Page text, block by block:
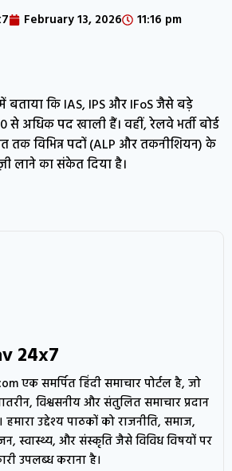
February 13, 2026 11:16 pm
बताया कि IAS, IPS और IFoS जैसे बड़े
से अधिक पद खाली हैं। वहीं, रेलवे भर्ती बोर्ड
तक विभिन्न पदों (ALP और तकनीशियन) के
लाने का संकेत दिया है।
24x7
एक समर्पित हिंदी समाचार पोर्टल है, जो
विश्वसनीय और संतुलित समाचार प्रदान
उद्देश्य पाठकों को राजनीति, समाज,
स्वास्थ्य, और संस्कृति जैसे विविध विषयों पर
उपलब्ध कराना है।